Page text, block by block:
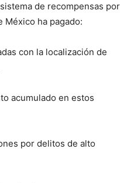
de recompensas por
México ha pagado:
con la localización de
acumulado en estos
por delitos de alto